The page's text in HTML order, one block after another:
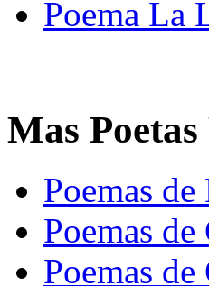
Poema La
Mas
Poemas
Poemas
Poemas